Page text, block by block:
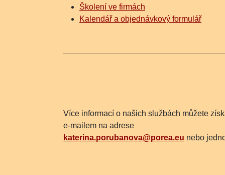
Školení ve firmách
Kalendář a objednávkový formulář
Více informací o našich službách můžete
e-mailem na adrese
katerina.porubanova@porea.eu nebo